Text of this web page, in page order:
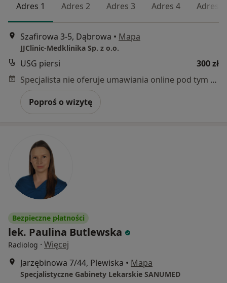
Adres 1 Adres 2 Adres 3 Adres 4 Adres 5
Szafirowa 3-5, Dąbrowa • Mapa
JJClinic-Medklinika Sp. z o.o.
USG piersi
300 zł
Specjalista nie oferuje umawiania online pod tym adresem.
Poproś o wizytę
Bezpieczne płatności
lek. Paulina Butlewska
Radiolog · Więcej
Jarzębinowa 7/44, Plewiska • Mapa
Specjalistyczne Gabinety Lekarskie SANUMED